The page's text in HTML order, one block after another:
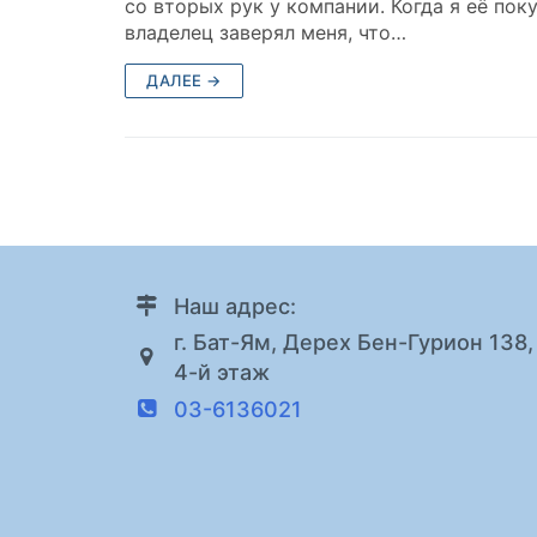
со вторых рук у компании. Когда я её
владелец заверял меня, что…
ДАЛЕЕ →
Наш адрес:
г. Бат-Ям, Дерех Бен-Гурион 138,
4-й этаж
03-6136021